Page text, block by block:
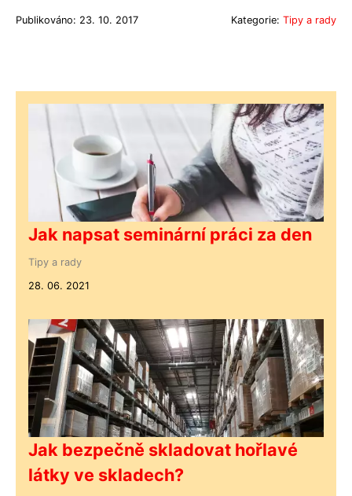
Publikováno: 23. 10. 2017 Kategorie: Tipy a rady
Jak napsat seminární práci za den
Tipy a rady
28. 06. 2021
Jak bezpečně skladovat hořlavé
látky ve skladech?